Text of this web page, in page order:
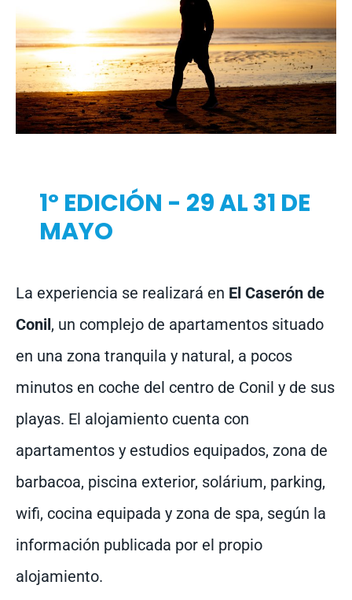
1º EDICIÓN - 29 AL 31 DE
MAYO
La experiencia se realizará en El Caserón de
Conil, un complejo de apartamentos situado
en una zona tranquila y natural, a pocos
minutos en coche del centro de Conil y de sus
playas. El alojamiento cuenta con
apartamentos y estudios equipados, zona de
barbacoa, piscina exterior, solárium, parking,
wifi, cocina equipada y zona de spa, según la
información publicada por el propio
alojamiento.